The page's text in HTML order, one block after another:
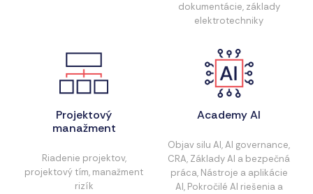
dokumentácie, základy
elektrotechniky
Projektový
manažment
Riadenie projektov,
projektový tím, manažment
rizík
Academy AI
Objav silu AI, AI governance,
CRA, Základy AI a bezpečná
práca, Nástroje a aplikácie
AI, Pokročilé AI riešenia a